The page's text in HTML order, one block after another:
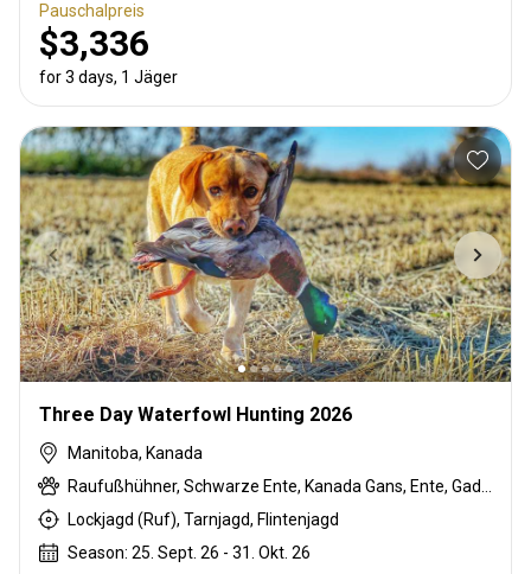
Pauschalpreis
$3,336
for 3 days, 1 Jäger
Three Day Waterfowl Hunting 2026
Manitoba, Kanada
Raufußhühner, Schwarze Ente, Kanada Gans, Ente, Gadwall, Stockente, Pintail-Ente, Sandhill crane, Snow Goose, Wigeon, Waldente
Lockjagd (Ruf), Tarnjagd, Flintenjagd
Season: 25. Sept. 26 - 31. Okt. 26